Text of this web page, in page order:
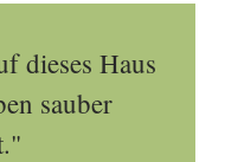
dieses Haus
sauber